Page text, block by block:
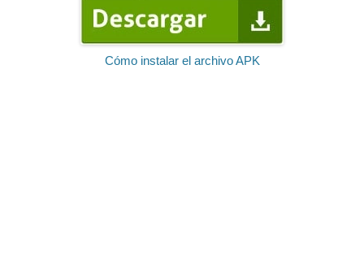
Cómo instalar el archivo APK